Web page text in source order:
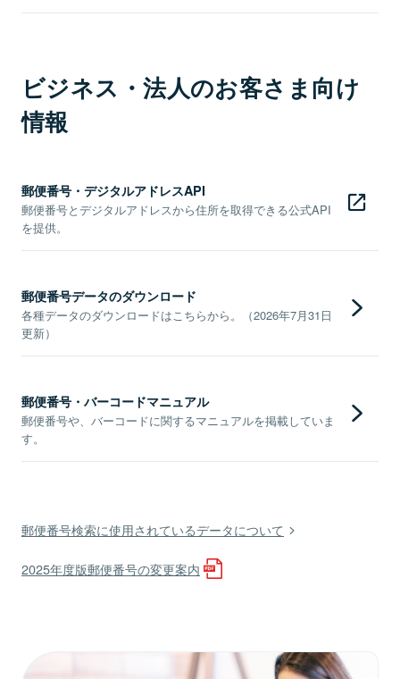
ビジネス・法人のお客さま向け
情報
郵便番号・デジタルアドレスAPI
郵便番号とデジタルアドレスから住所を取得できる公式API
を提供。
郵便番号データのダウンロード
各種データのダウンロードはこちらから。（2026年7月31日
更新）
郵便番号・バーコードマニュアル
郵便番号や、バーコードに関するマニュアルを掲載していま
す。
郵便番号検索に使用されているデータについて
2025年度版郵便番号の変更案内